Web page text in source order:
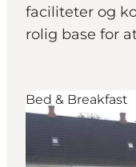
faciliteter og
rolig base for
Bed & Breakfast